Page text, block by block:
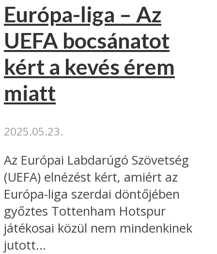
Európa-liga – Az
UEFA bocsánatot
kért a kevés érem
miatt
2025.05.23.
Az Európai Labdarúgó Szövetség
(UEFA) elnézést kért, amiért az
Európa-liga szerdai döntőjében
győztes Tottenham Hotspur
játékosai közül nem mindenkinek
jutott...